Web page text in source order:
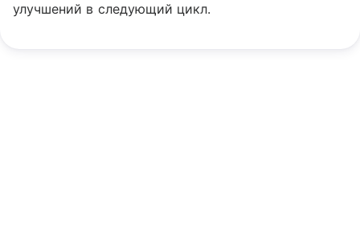
улучшений в следующий цикл.